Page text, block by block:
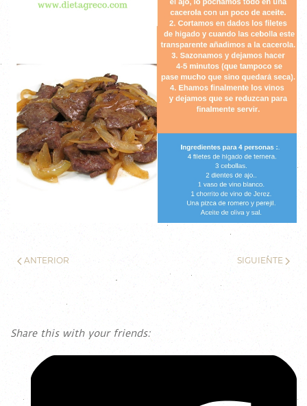
ANTERIOR SIGUIENTE
Share this with your friends: